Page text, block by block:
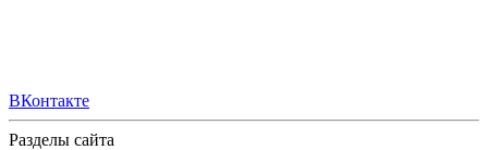
ВКонтакте
Разделы сайта